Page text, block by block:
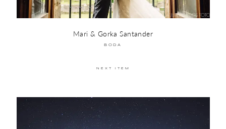
Mari & Gorka Santander
BODA
NEXT ITEM